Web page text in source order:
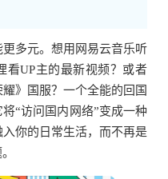
多元。想用网易云音乐听
看UP主的最新视频？或者
》国服？一个全能的回国
“访问国内网络”变成一种
你的日常生活，而不再是